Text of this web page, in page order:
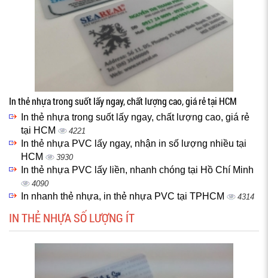
In thẻ nhựa trong suốt lấy ngay, chất lượng cao, giá rẻ tại HCM
In thẻ nhựa trong suốt lấy ngay, chất lượng cao, giá rẻ
tại HCM
4221
In thẻ nhựa PVC lấy ngay, nhận in số lượng nhiều tại
HCM
3930
In thẻ nhựa PVC lấy liền, nhanh chóng tại Hồ Chí Minh
4090
In nhanh thẻ nhựa, in thẻ nhựa PVC tại TPHCM 4314
IN THẺ NHỰA SỐ LƯỢNG ÍT